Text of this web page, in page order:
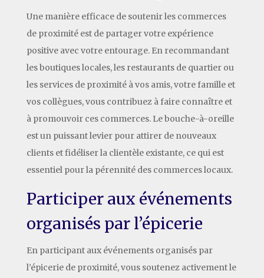
Une manière efficace de soutenir les commerces
de proximité est de partager votre expérience
positive avec votre entourage. En recommandant
les boutiques locales, les restaurants de quartier ou
les services de proximité à vos amis, votre famille et
vos collègues, vous contribuez à faire connaître et
à promouvoir ces commerces. Le bouche-à-oreille
est un puissant levier pour attirer de nouveaux
clients et fidéliser la clientèle existante, ce qui est
essentiel pour la pérennité des commerces locaux.
Participer aux événements
organisés par l’épicerie
En participant aux événements organisés par
l’épicerie de proximité, vous soutenez activement le